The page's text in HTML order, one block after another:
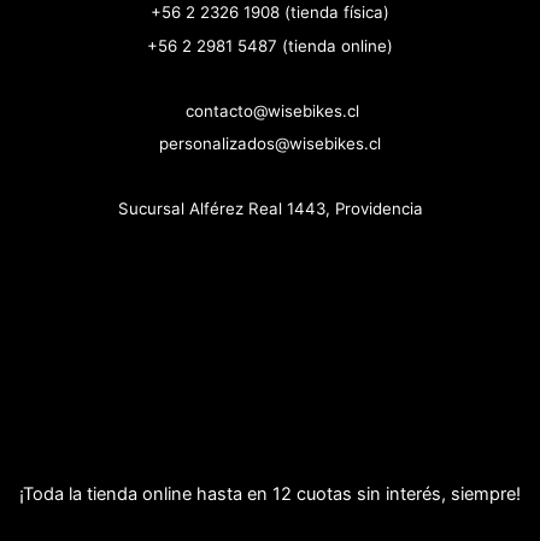
+56 2 2326 1908 (tienda física)
+56 2 2981 5487 (tienda online)
contacto@wisebikes.cl
personalizados@wisebikes.cl
Sucursal Alférez Real 1443, Providencia
¡Toda la tienda online hasta en 12 cuotas sin interés, siempre!